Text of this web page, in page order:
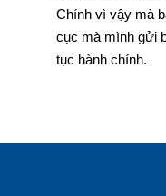
Chính vì vậy mà
cục mà mình gửi
tục hành chính.